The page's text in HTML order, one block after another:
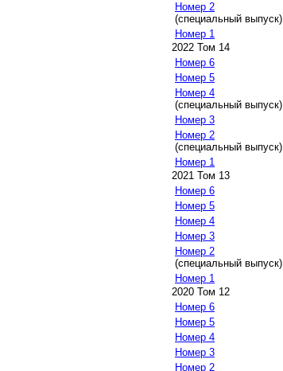
Номер 2
(специальный выпуск)
Номер 1
2022 Том 14
Номер 6
Номер 5
Номер 4
(специальный выпуск)
Номер 3
Номер 2
(специальный выпуск)
Номер 1
2021 Том 13
Номер 6
Номер 5
Номер 4
Номер 3
Номер 2
(специальный выпуск)
Номер 1
2020 Том 12
Номер 6
Номер 5
Номер 4
Номер 3
Номер 2